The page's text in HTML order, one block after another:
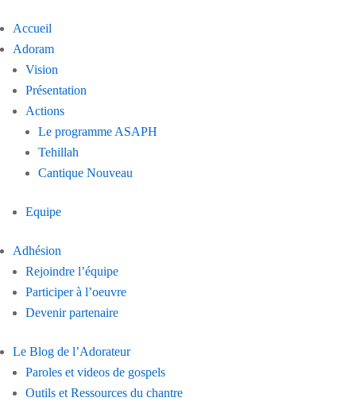
Accueil
Adoram
Vision
Présentation
Actions
Le programme ASAPH
Tehillah
Cantique Nouveau
Equipe
Adhésion
Rejoindre l’équipe
Participer à l’oeuvre
Devenir partenaire
Le Blog de l’Adorateur
Paroles et videos de gospels
Outils et Ressources du chantre